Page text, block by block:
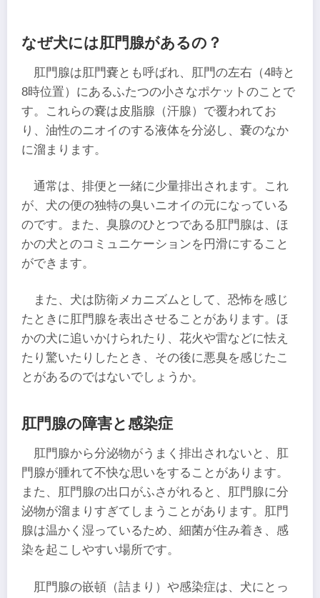
なぜ犬には肛門腺があるの？
肛門腺は肛門嚢とも呼ばれ、肛門の左右（4時と
8時位置）にあるふたつの小さなポケットのことで
す。これらの嚢は皮脂腺（汗腺）で覆われてお
り、油性のニオイのする液体を分泌し、嚢のなか
に溜まります。
通常は、排便と一緒に少量排出されます。これ
が、犬の便の独特の臭いニオイの元になっている
のです。また、臭腺のひとつである肛門腺は、ほ
かの犬とのコミュニケーションを円滑にすること
ができます。
また、犬は防衛メカニズムとして、恐怖を感じ
たときに肛門腺を表出させることがあります。ほ
かの犬に追いかけられたり、花火や雷などに怯え
たり驚いたりしたとき、その後に悪臭を感じたこ
とがあるのではないでしょうか。
肛門腺の障害と感染症
肛門腺から分泌物がうまく排出されないと、肛
門腺が腫れて不快な思いをすることがあります。
また、肛門腺の出口がふさがれると、肛門腺に分
泌物が溜まりすぎてしまうことがあります。肛門
腺は温かく湿っているため、細菌が住み着き、感
染を起こしやすい場所です。
肛門腺の嵌頓（詰まり）や感染症は、犬にとっ